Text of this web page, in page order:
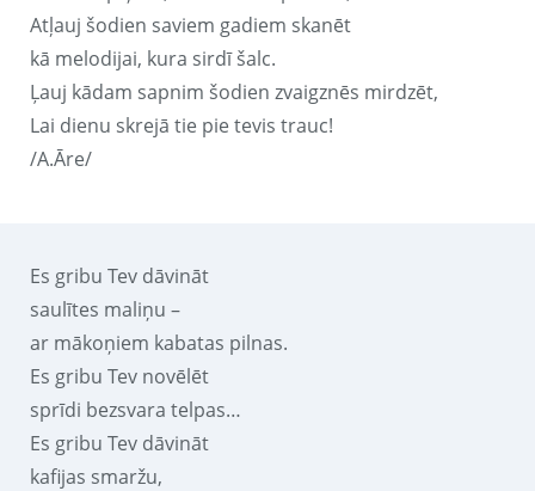
Atļauj šodien saviem gadiem skanēt
kā melodijai, kura sirdī šalc.
Ļauj kādam sapnim šodien zvaigznēs mirdzēt,
Lai dienu skrejā tie pie tevis trauc!
/A.Āre/
Es gribu Tev dāvināt
saulītes maliņu –
ar mākoņiem kabatas pilnas.
Es gribu Tev novēlēt
sprīdi bezsvara telpas…
Es gribu Tev dāvināt
kafijas smaržu,